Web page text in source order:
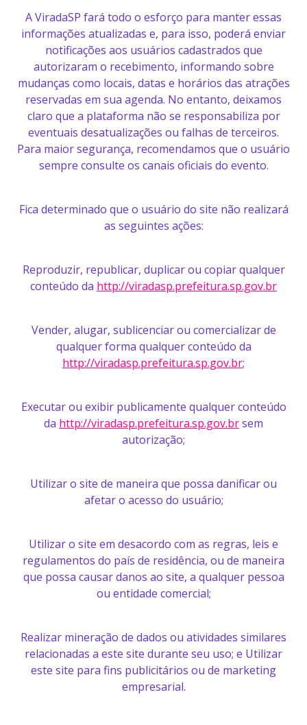
A ViradaSP fará todo o esforço para manter essas
informações atualizadas e, para isso, poderá enviar
notificações aos usuários cadastrados que
autorizaram o recebimento, informando sobre
mudanças como locais, datas e horários das atrações
reservadas em sua agenda. No entanto, deixamos
claro que a plataforma não se responsabiliza por
eventuais desatualizações ou falhas de terceiros.
Para maior segurança, recomendamos que o usuário
sempre consulte os canais oficiais do evento.
Fica determinado que o usuário do site não realizará
as seguintes ações:
Reproduzir, republicar, duplicar ou copiar qualquer
conteúdo da http://viradasp.prefeitura.sp.gov.br
Vender, alugar, sublicenciar ou comercializar de
qualquer forma qualquer conteúdo da
http://viradasp.prefeitura.sp.gov.br;
Executar ou exibir publicamente qualquer conteúdo
da http://viradasp.prefeitura.sp.gov.brsem
autorização;
Utilizar o site de maneira que possa danificar ou
afetar o acesso do usuário;
Utilizar o site em desacordo com as regras, leis e
regulamentos do país de residência, ou de maneira
que possa causar danos ao site, a qualquer pessoa
ou entidade comercial;
Realizar mineração de dados ou atividades similares
relacionadas a este site durante seu uso; e Utilizar
este site para fins publicitários ou de marketing
empresarial.